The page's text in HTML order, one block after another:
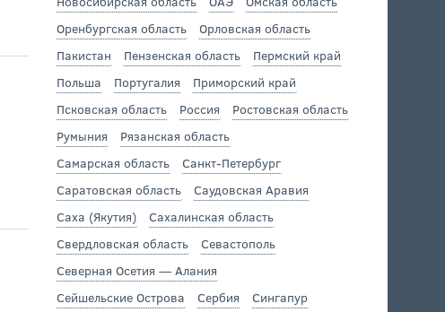
Оренбургская область
Орловская область
Пакистан
Пензенская область
Пермский край
Польша
Португалия
Приморский край
Псковская область
Россия
Ростовская область
Румыния
Рязанская область
Самарская область
Санкт-Петербург
Саратовская область
Саудовская Аравия
Саха (Якутия)
Сахалинская область
Свердловская область
Севастополь
Северная Осетия — Алания
Сейшельские Острова
Сербия
Сингапур